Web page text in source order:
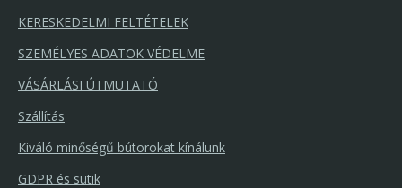
KERESKEDELMI FELTÉTELEK
SZEMÉLYES ADATOK VÉDELME
VÁSÁRLÁSI ÚTMUTATÓ
Szállítás
Kiváló minőségű bútorokat kínálunk
GDPR és sütik